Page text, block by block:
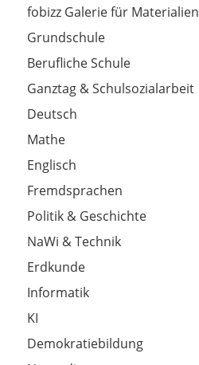
fobizz Galerie für Materialien
Grundschule
Berufliche Schule
Ganztag & Schulsozialarbeit
Deutsch
Mathe
Englisch
Fremdsprachen
Politik & Geschichte
NaWi & Technik
Erdkunde
Informatik
KI
Demokratiebildung